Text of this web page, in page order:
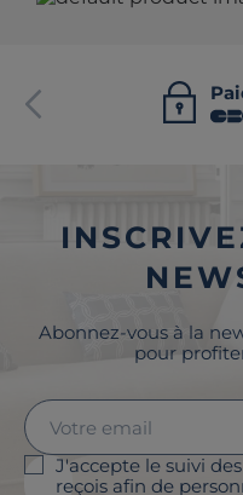
Abonnez-vous à la
pour
J'accepte le suivi
reçois afin de